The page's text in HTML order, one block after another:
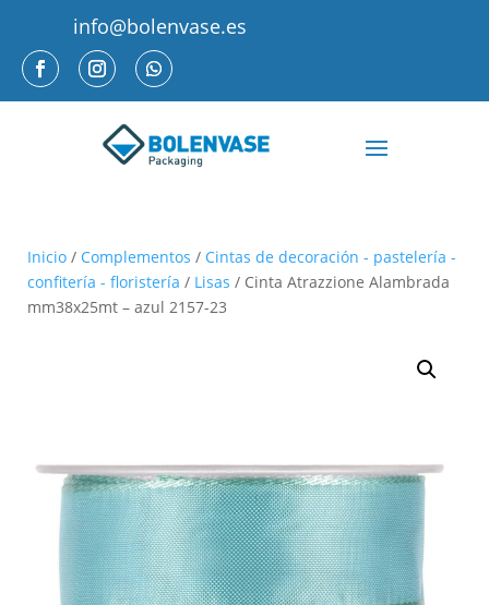
info@bolenvase.es
Inicio / Complementos / Cintas de decoración - pastelería -
confitería - floristería / Lisas / Cinta Atrazzione Alambrada
mm38x25mt – azul 2157-23